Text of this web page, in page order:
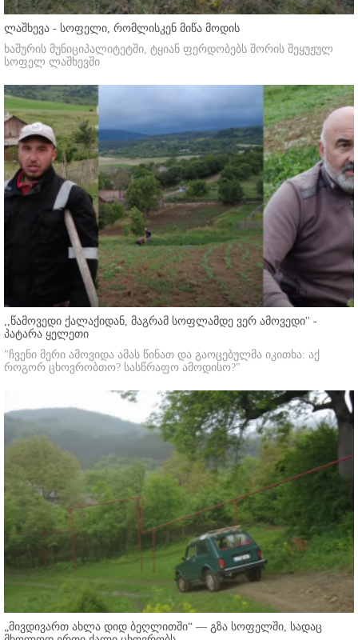
ლაშხევა - სოფელი, რომლისკენ მიწა მოდის
ხაშურის მუნიციპალიტეტში, ტყიან ფერდობებს შორის შეყუჟულ
სოფელ ლაშხევში
,,წამოვედი ქალაქიდან, მაგრამ სოფლამდე ვერ ამოვედი'' -
პატარა ყელეთი
"ჩვენი მერი ამოვიდა ამას წინათ და გაოცებულმა იკითხა: აქ
როგორ ცხოვრობთო? სასწრაფო ამოდისო?"
„მივდივართ ახლა დიდ ბეღლითში“ — გზა სოფელში, სადაც